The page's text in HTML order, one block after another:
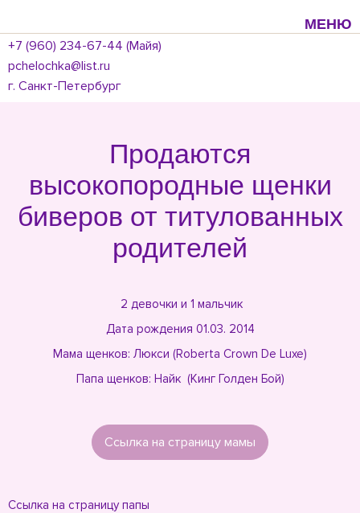
МЕНЮ
+7 (960) 234-67-44 (Майя)
pchelochka@list.ru
г. Санкт-Петербург
Продаются
высокопородные щенки
биверов от титулованных
родителей
2 девочки и 1 мальчик
Дата рождения 01.03. 2014
Мама щенков: Люкси (Roberta Crown De Luxe)
Папа щенков: Найк (Кинг Голден Бой)
Ссылка на страницу мамы
Ссылка на страницу папы